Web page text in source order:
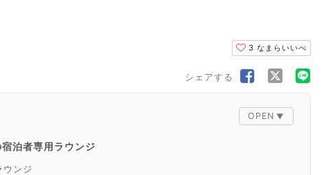
3 なまらいいべ
シェアする
泊者専用ラウンジ
ウンジ